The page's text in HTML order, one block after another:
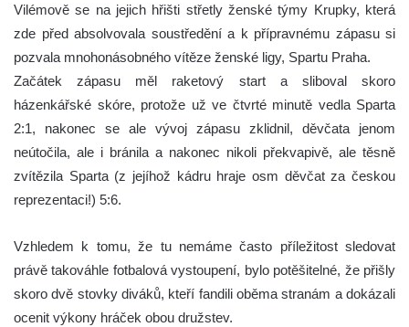
Vilémově se na jejich hřišti střetly ženské týmy Krupky, která
zde před absolvovala soustředění a k přípravnému zápasu si
pozvala mnohonásobného vítěze ženské ligy, Spartu Praha.
Začátek zápasu měl raketový start a sliboval skoro
házenkářské skóre, protože už ve čtvrté minutě vedla Sparta
2:1, nakonec se ale vývoj zápasu zklidnil, děvčata jenom
neútočila, ale i bránila a nakonec nikoli překvapivě, ale těsně
zvítězila Sparta (z jejíhož kádru hraje osm děvčat za českou
reprezentaci!) 5:6.
Vzhledem k tomu, že tu nemáme často příležitost sledovat
právě takováhle fotbalová vystoupení, bylo potěšitelné, že přišly
skoro dvě stovky diváků, kteří fandili oběma stranám a dokázali
ocenit výkony hráček obou družstev.